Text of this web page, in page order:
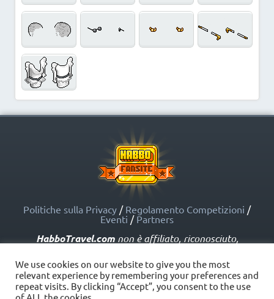
Politiche sulla Privacy / Regolamento Competizioni /
Eventi / Partners
HabboTravel.comnon è affiliato, riconosciuto,
dalle società affiliate. HabboTravel.com può servirsi di
marchi registrati e altre proprietà intellettuali di Habbo
come indicato nelle Politiche sui Fansite.
We use cookies on our website to give you the most
relevant experience by remembering your preferences and
repeat visits. By clicking “Accept”, you consent to the use